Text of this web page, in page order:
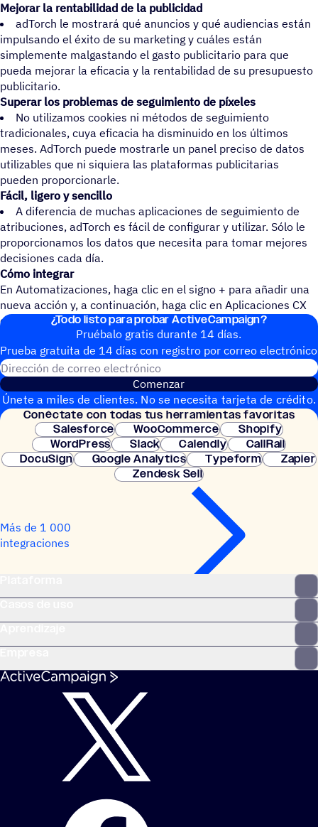
Mejorar la rentabilidad de la publicidad
adTorch le mostrará qué anuncios y qué audiencias están
impulsando el éxito de su marketing y cuáles están
simplemente malgastando el gasto publicitario para que
pueda mejorar la eficacia y la rentabilidad de su presupuesto
publicitario.
Superar los problemas de seguimiento de píxeles
No utilizamos cookies ni métodos de seguimiento
tradicionales, cuya eficacia ha disminuido en los últimos
meses. AdTorch puede mostrarle un panel preciso de datos
utilizables que ni siquiera las plataformas publicitarias
pueden proporcionarle.
Fácil, ligero y sencillo
A diferencia de muchas aplicaciones de seguimiento de
atribuciones, adTorch es fácil de configurar y utilizar. Sólo le
proporcionamos los datos que necesita para tomar mejores
decisiones cada día.
Cómo integrar
En Automatizaciones, haga clic en el signo + para añadir una
nueva acción y, a continuación, haga clic en Aplicaciones CX
en el panel izquierdo.
¿Todo listo para probar ActiveCampaign?
Pruébalo gratis durante 14 días.
Prueba gratuita de 14 días con regis­tro por correo electrónico
Dirección de correo electrónico
Comenzar
Únete a miles de clientes. No se necesita tarjeta de crédito.
Configuración instantánea.
Conéc­tate con todas tus herramientas favoritas
Salesforce
WooCommerce
Shopify
WordPress
Slack Calendly
CallRail
DocuSign
Google Analytics Typeform
Zapier
Zendesk Sell
Más de 1 000
integraciones